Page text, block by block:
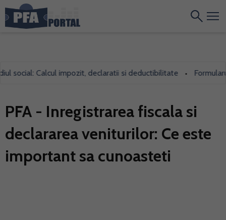
Calcul impozit, declaratii si deductibilitate • Formularul
PFA - Inregistrarea fiscala si
declararea veniturilor: Ce este
important sa cunoasteti